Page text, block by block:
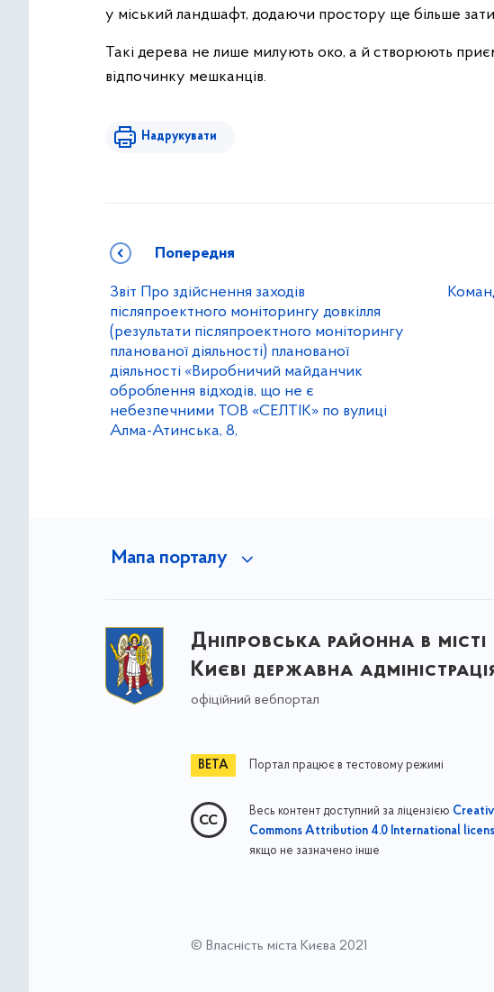
у міський ландшафт, додаючи простору ще більше
Такі дерева не лише милують око, а й створюють
відпочинку мешканців.
Надрукувати
Попередня
Звіт Про здійснення заходів
післяпроектного моніторингу довкілля
(результати післяпроектного моніторингу
планованої діяльності) планованої
діяльності «Виробничий майданчик
оброблення відходів, що не є
небезпечними ТОВ «СЕЛТІК» по вулиці
Алма-Атинська, 8,
Мапа порталу
Дніпровська районна в місті
Києві державна
офіційний вебпортал
Портал працює в тестовому режимі
Весь контент доступний за ліцензією
Commons Attribution 4.0 International
якщо не зазначено інше
© Власність міста Києва 2021